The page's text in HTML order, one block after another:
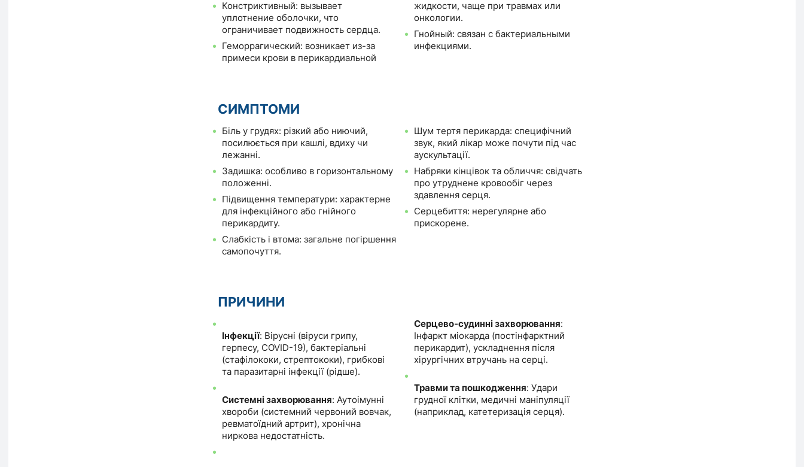
Констриктивный: вызывает
уплотнение оболочки, что
ограничивает подвижность сердца.
Геморрагический: возникает из-за
примеси крови в перикардиальной
жидкости, чаще при травмах или
онкологии.
Гнойный: связан с бактериальными
инфекциями.
СИМПТОМИ
Біль у грудях: різкий або ниючий,
посилюється при кашлі, вдиху чи
лежанні.
Задишка: особливо в горизонтальному
положенні.
Підвищення температури: характерне
для інфекційного або гнійного
перикардиту.
Слабкість і втома: загальне погіршення
самопочуття.
Шум тертя перикарда: специфічний
звук, який лікар може почути під час
аускультації.
Набряки кінцівок та обличчя: свідчать
про утруднене кровообіг через
здавлення серця.
Серцебиття: нерегулярне або
прискорене.
ПРИЧИНИ
Інфекції: Вірусні (віруси грипу,
герпесу, COVID-19), бактеріальні
(стафілококи, стрептококи), грибкові
та паразитарні інфекції (рідше).
Системні захворювання: Аутоімунні
хвороби (системний червоний вовчак,
ревматоїдний артрит), хронічна
ниркова недостатність.
Серцево-судинні захворювання:
Інфаркт міокарда (постінфарктний
перикардит), ускладнення після
хірургічних втручань на серці.
Травми та пошкодження: Удари
грудної клітки, медичні маніпуляції
(наприклад, катетеризація серця).